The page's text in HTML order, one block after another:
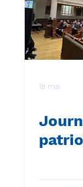
18 mai